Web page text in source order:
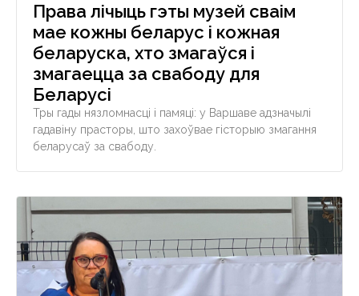
Права лічыць гэты музей сваім
мае кожны беларус і кожная
беларуска, хто змагаўся і
змагаецца за свабоду для
Беларусі
Тры гады нязломнасці і памяці: у Варшаве адзначылі
гадавіну прасторы, што захоўвае гісторыю змагання
беларусаў за свабоду.